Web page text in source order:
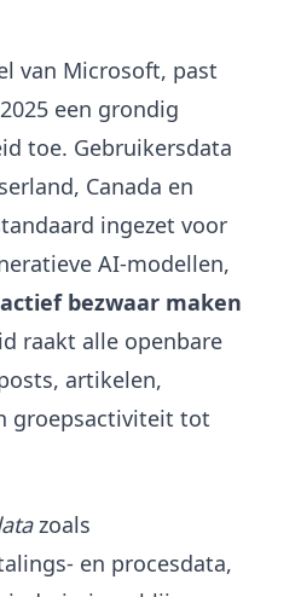
van Microsoft, past
een grondig
toe. Gebruikersdata
Canada en
ingezet voor
AI-modellen,
bezwaar maken
raakt alle openbare
artikelen,
groepsactiviteit tot
zoals
en procesdata,